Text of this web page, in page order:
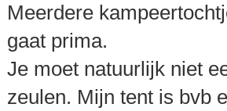
Meerdere
gaat prima.
Je moet natuurlijk niet
zeulen. Mijn tent is bvb